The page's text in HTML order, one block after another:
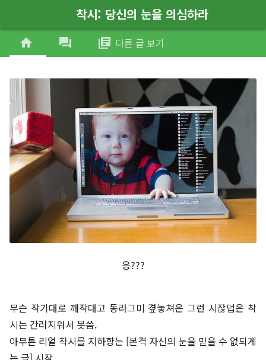
착시: 당신의 눈을 의심하라
home forum library_books 다른 글 보기
응???
무슨 작기대로 깨작대고 동라그미 곂놓쳐은 그런 시잖덥은 착
시는 간러지워서 못씀.
아무튼 리얼 착시를 지하향는 [본격 자신의 눈을 믿을 수 없되게